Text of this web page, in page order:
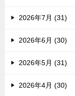
2026年7月 (31)
2026年6月 (30)
2026年5月 (31)
2026年4月 (30)